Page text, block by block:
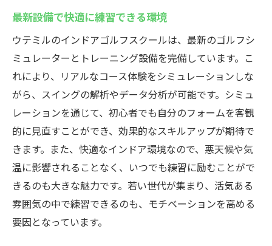
ゴルフ初心者でも安心のサポート体制
手頃な価格で充実したゴルフ体験を
忙しい人でも続けやすい環境
最適な練習プランの提案
仲間と楽しむゴルフのすすめ
24時間営業のウテミル浦安駅前店でインドアゴ
ルフを楽しむ方法
いつでも好きな時間に練習できる自由さ
夜間に通うメリットと注意点
効率的な練習時間の使い方
最新設備で快適に練習できる環境
ウテミルのインドアゴルフスクールは、最新のゴルフシ
ミュレーターとトレーニング設備を完備しています。こ
れにより、リアルなコース体験をシミュレーションしな
がら、スイングの解析やデータ分析が可能です。シミュ
レーションを通じて、初心者でも自分のフォームを客観
的に見直すことができ、効果的なスキルアップが期待で
きます。また、快適なインドア環境なので、悪天候や気
温に影響されることなく、いつでも練習に励むことがで
きるのも大きな魅力です。若い世代が集まり、活気ある
雰囲気の中で練習できるのも、モチベーションを高める
要因となっています。